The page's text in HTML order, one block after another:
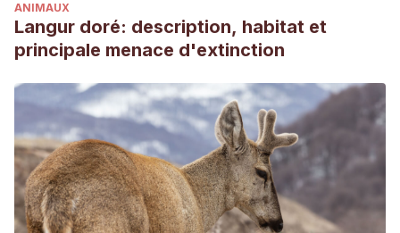
on 22 September 2021.
I. (2021b, abril 28).
Bufo alvarius: información básica
ICEERS. https://www.iceers.org/es/bufo-alvarius-
informacion-basica/
Anaxyrus americanus (American Toad). (s. f.). Animal
Diversity Web. Recuperado 22 de septiembre de 2021, de
https://animaldiversity.org/accounts/Anaxyrus_americanus/
Parrott, M. L., Doody, J. S., McHenry, C., & Clulow, S. (2019).
Eat your heart out: choice and handling of novel toxic prey
ANIMAUX
Langur doré: description, habitat et
principale menace d'extinction